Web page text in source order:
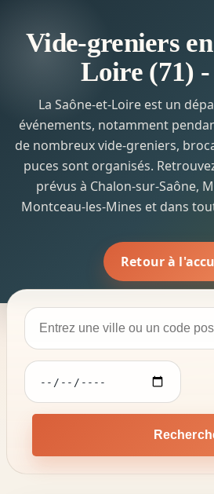
Vide-greniers
Loire (71) -
La Saône-et-Loire est un
événements, notamment
de nombreux vide-greniers,
puces sont organisés.
prévus à Chalon-sur-Saône,
Montceau-les-Mines et dans
Retour à